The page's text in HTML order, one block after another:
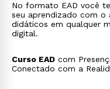
No formato EAD você
seu aprendizado com o
didáticos em qualquer
digital.
Curso EAD com
Conectado com a